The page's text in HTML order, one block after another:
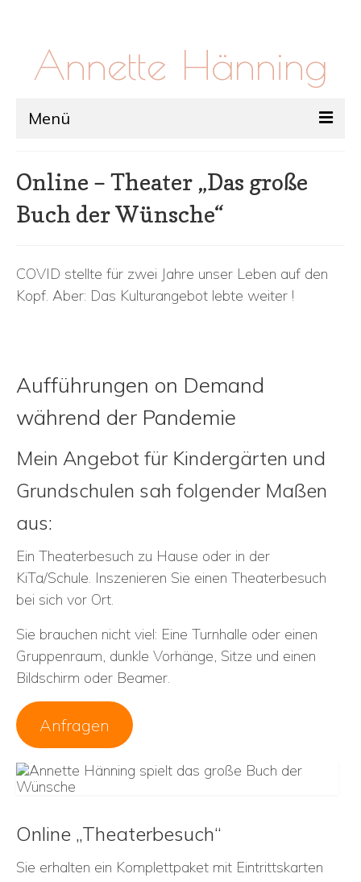
Annette Hänning
Menü
Kontakt
Online – Theater „Das große
Buch der Wünsche“
COVID stellte für zwei Jahre unser Leben auf den
Kopf. Aber: Das Kulturangebot lebte weiter !
Aufführungen on Demand
während der Pandemie
Mein Angebot für Kindergärten und
Grundschulen sah folgender Maßen
aus:
Ein Theaterbesuch zu Hause oder in der
KiTa/Schule. Inszenieren Sie einen Theaterbesuch
bei sich vor Ort.
Sie brauchen nicht viel: Eine Turnhalle oder einen
Gruppenraum, dunkle Vorhänge, Sitze und einen
Bildschirm oder Beamer.
Anfragen
Online „Theaterbesuch“
Sie erhalten ein Komplettpaket mit Eintrittskarten